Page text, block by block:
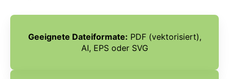
Geeignete Dateiformate: PDF (vektorisiert),
AI, EPS oder SVG